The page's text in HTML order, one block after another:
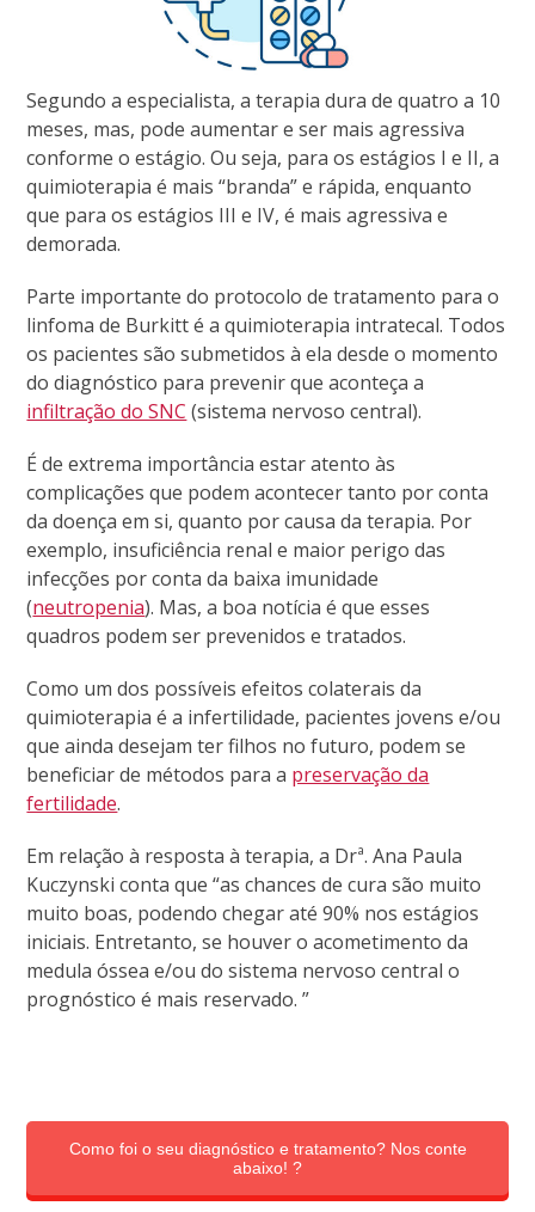
Segundo a especialista, a terapia dura de quatro a 10
meses, mas, pode aumentar e ser mais agressiva
conforme o estágio. Ou seja, para os estágios I e II, a
quimioterapia é mais “branda” e rápida, enquanto
que para os estágios III e IV, é mais agressiva e
demorada.
Parte importante do protocolo de tratamento para o
linfoma de Burkitt é a quimioterapia intratecal. Todos
os pacientes são submetidos à ela desde o momento
do diagnóstico para prevenir que aconteça a
infiltração do SNC (sistema nervoso central).
É de extrema importância estar atento às
complicações que podem acontecer tanto por conta
da doença em si, quanto por causa da terapia. Por
exemplo, insuficiência renal e maior perigo das
infecções por conta da baixa imunidade
(neutropenia). Mas, a boa notícia é que esses
quadros podem ser prevenidos e tratados.
Como um dos possíveis efeitos colaterais da
quimioterapia é a infertilidade, pacientes jovens e/ou
que ainda desejam ter filhos no futuro, podem se
beneficiar de métodos para a preservação da
fertilidade.
Em relação à resposta à terapia, a Drª. Ana Paula
Kuczynski conta que “as chances de cura são muito
muito boas, podendo chegar até 90% nos estágios
iniciais. Entretanto, se houver o acometimento da
medula óssea e/ou do sistema nervoso central o
prognóstico é mais reservado. ”
Como foi o seu diagnóstico e tratamento? Nos conte
abaixo! ?